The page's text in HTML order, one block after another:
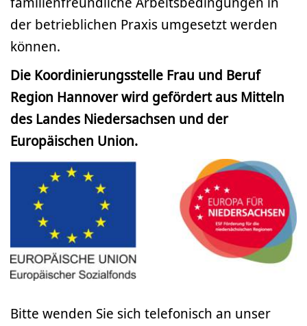
der betrieblichen Praxis umgesetzt werden
können.
Die Koordinierungsstelle Frau und Beruf
Region Hannover wird gefördert aus Mitteln
des Landes Niedersachsen und der
Europäischen Union.
Bitte wenden Sie sich telefonisch an unser